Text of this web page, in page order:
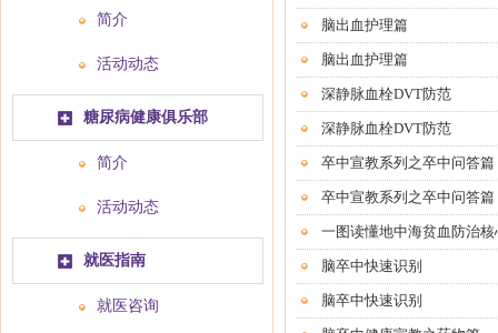
简介
活动动态
糖尿病健康俱乐部
简介
活动动态
就医指南
就医咨询
脑出血护理篇
脑出血护理篇
深静脉血栓DVT防范
深静脉血栓DVT防范
卒中宣教系列之卒中问答篇
卒中宣教系列之卒中问答篇
一图读懂地中海贫血防治
脑卒中快速识别
脑卒中快速识别